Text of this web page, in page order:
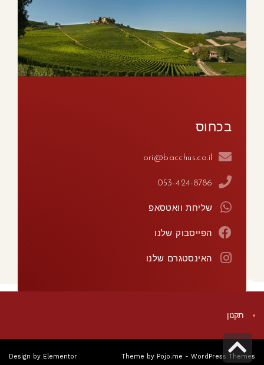
בכחוס
ori@bacchus.co.il
053-424-8786
שליחת וואטסאפ
הפייסבוק שלנו
האינסטגרם שלנו
תקנון
Theme by Pojo.me - WordPress Themes
Design by Elementor
גלילה